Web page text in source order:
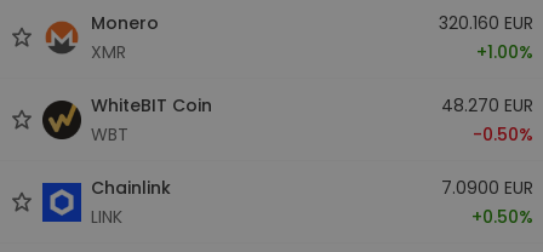
Monero
XMR
320.160 EUR
+1.00%
WhiteBIT Coin
WBT
48.270 EUR
-0.50%
Chainlink
LINK
7.0900 EUR
+0.50%